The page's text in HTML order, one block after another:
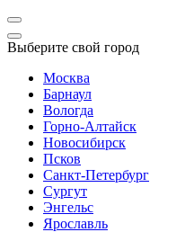
Выберите свой город
Москва
Барнаул
Вологда
Горно-Алтайск
Новосибирск
Псков
Санкт-Петербург
Сургут
Энгельс
Ярославль